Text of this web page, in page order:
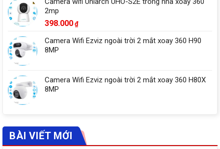
2mp
398.000 ₫
Camera Wifi Ezviz ngoài trời 2 mắt xoay 360 H90
8MP
Camera Wifi Ezviz ngoài trời 2 mắt xoay 360 H80X
8MP
BÀI VIẾT MỚI